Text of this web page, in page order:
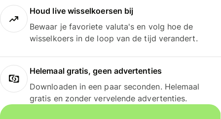
Houd live wisselkoersen bij
Bewaar je favoriete valuta's en volg hoe de
wisselkoers in de loop van de tijd verandert.
Helemaal gratis, geen advertenties
Downloaden in een paar seconden. Helemaal
gratis en zonder vervelende advertenties.